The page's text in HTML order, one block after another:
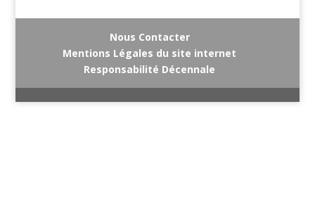
Nous Contacter
Mentions Légales du site internet
Responsabilité Décennale